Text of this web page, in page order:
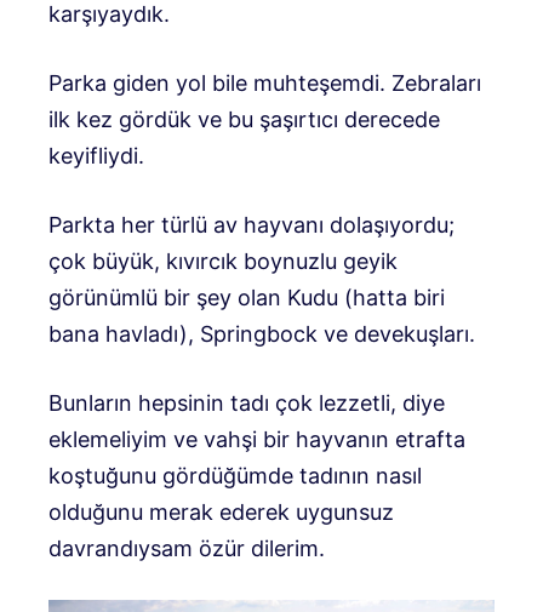
karşıyaydık.
Parka giden yol bile muhteşemdi. Zebraları
ilk kez gördük ve bu şaşırtıcı derecede
keyifliydi.
Parkta her türlü av hayvanı dolaşıyordu;
çok büyük, kıvırcık boynuzlu geyik
görünümlü bir şey olan Kudu (hatta biri
bana havladı), Springbock ve devekuşları.
Bunların hepsinin tadı çok lezzetli, diye
eklemeliyim ve vahşi bir hayvanın etrafta
koştuğunu gördüğümde tadının nasıl
olduğunu merak ederek uygunsuz
davrandıysam özür dilerim.